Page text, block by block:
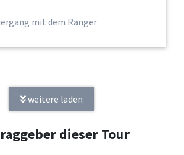
mit dem Ranger
weitere laden
dieser Tour